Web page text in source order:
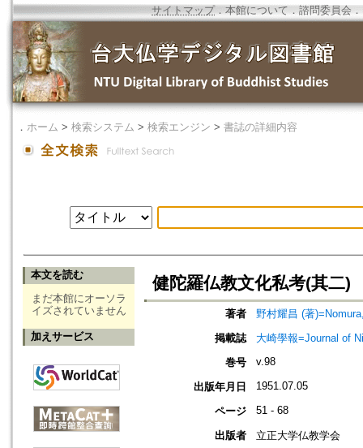
サイトマップ．本館について ． 諮問委員会 ．
． ホーム > 検索システム > 検索エンジン > 書誌の詳細内容
本文を読む
まだ本館にオーソラ
イズされていません
加えサービス
健陀羅仏教文化私考(其二)
著者
野村耀昌 (著
掲載誌
大崎學報=Journal of
巻号
v.98
出版年月日 1951.07.05
ページ 51 - 68
出版者
立正大学仏教学会